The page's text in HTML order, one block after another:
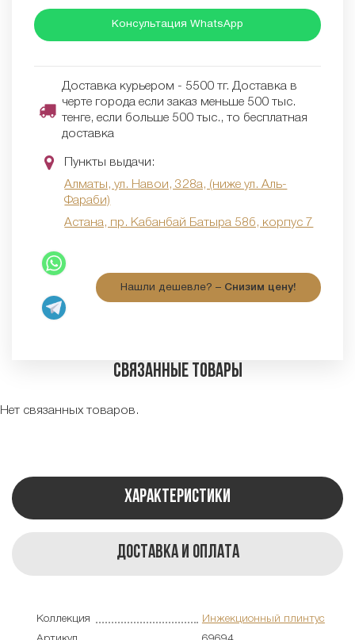
Консультация WhatsApp
Доставка курьером - 5500 тг. Доставка в
черте города если заказ меньше 500 тыс.
тенге, если больше 500 тыс., то бесплатная
доставка
Пункты выдачи:
Алматы, ул. Навои, 328а, (ниже ул. Аль-
Фараби)
Астана, пр. Кабанбай Батыра 58б, корпус 7
Нашли дешевле? – Снизим цену!
Связанные товары
Нет связанных товаров.
Характеристики
Доставка и оплата
Коллекция
Инжекционный плинтус